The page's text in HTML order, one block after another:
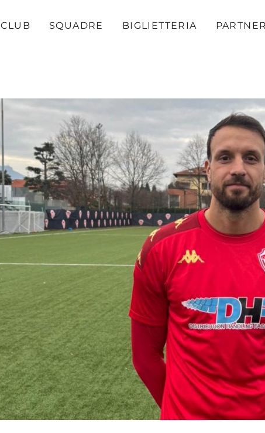
CLUB SQUADRE BIGLIETTERIA PARTNER